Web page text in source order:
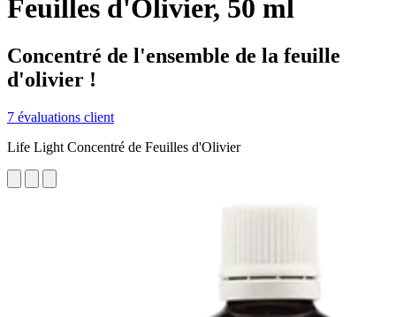
Feuilles d'Olivier, 50 ml
Concentré de l'ensemble de la feuille
d'olivier !
7 évaluations client
Life Light Concentré de Feuilles d'Olivier